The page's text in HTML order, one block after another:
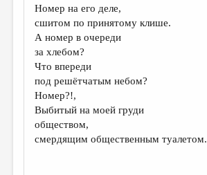
КНИЖНАЯ ПОЛКА
ОБЗОР ЛИТЕРАТУРЫ
СТРАНИЦЫ ПАМЯТИ
ОБЪЯВЛЕНИЯ
КОЛОНКА РЕДАКТОРА
РЕДКОЛЛЕГИЯ
Номер на его деле,
сшитом по принятому клише.
А номер в очереди
за хлебом?
Что впереди
под решётчатым небом?
Номер?!,
Выбитый на моей груди
обществом,
смердящим общественным туалетом.